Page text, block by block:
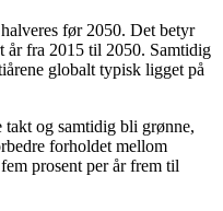
før 2050. Det betyr
år fra 2015 til 2050. Samtidig
globalt typisk ligget på
takt og samtidig bli grønne,
forholdet mellom
prosent per år frem til